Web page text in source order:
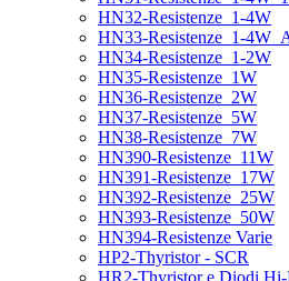
HN32-Resistenze_1-4W
HN33-Resistenze_1-
HN34-Resistenze_1-2W
HN35-Resistenze_1W
HN36-Resistenze_2W
HN37-Resistenze_5W
HN38-Resistenze_7W
HN390-Resistenze_11W
HN391-Resistenze_17W
HN392-Resistenze_25W
HN393-Resistenze_50W
HN394-Resistenze Varie
HP2-Thyristor - SCR
HR2-Thyristor e Diodi Hi-